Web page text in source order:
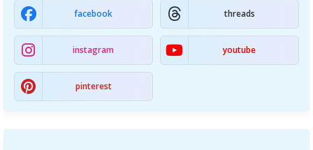
facebook threads
instagram youtube
pinterest